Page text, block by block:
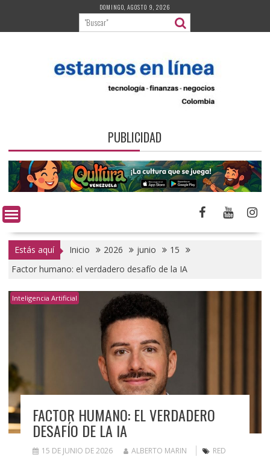
contenido
DOMINGO, AGOSTO 9, 2026
PUBLICIDAD
Estás aquí Inicio 2026 junio
15
Factor humano: el verdadero desafío de la IA
Inteligencia Artificial
FACTOR HUMANO: EL VERDADERO
DESAFÍO DE LA IA
15 DE JUNIO DE 2026 ALBERTO MARIN
RED